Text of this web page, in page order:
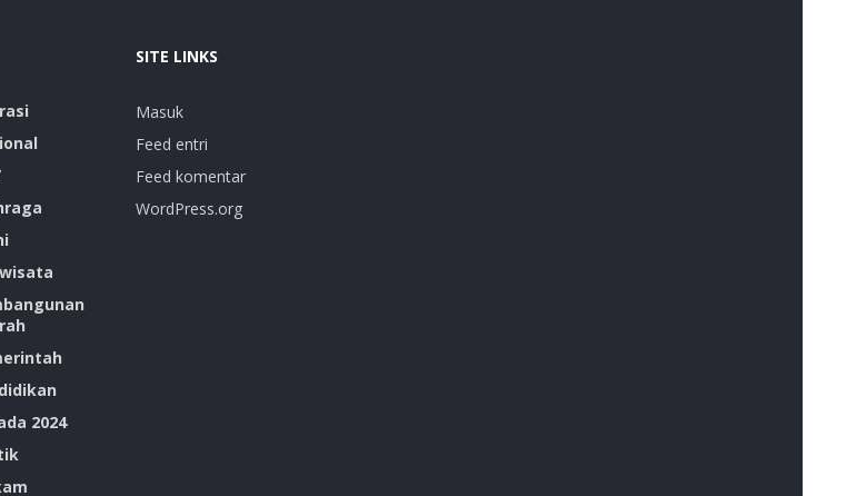
2024
SITE LINKS
Masuk
Feed entri
Feed komentar
WordPress.org